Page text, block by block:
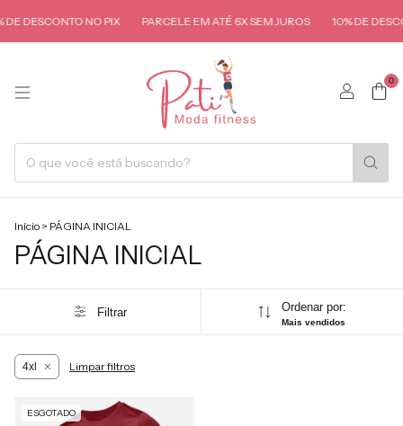
DESCONTO NO PIX PARCELE EM ATÉ 6X SEM JUROS 10% DE
0
Início > PÁGINA INICIAL
PÁGINA INICIAL
Filtrar Ordenar por:
Mais vendidos
4xl Limpar filtros
ESGOTADO